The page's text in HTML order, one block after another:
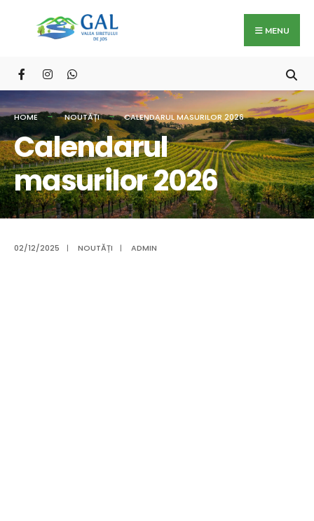
MENU
HOME NOUTĂȚI CALENDARUL MASURILOR 2026
Calendarul
masurilor 2026
02/12/2025 | NOUTĂȚI | ADMIN
for: